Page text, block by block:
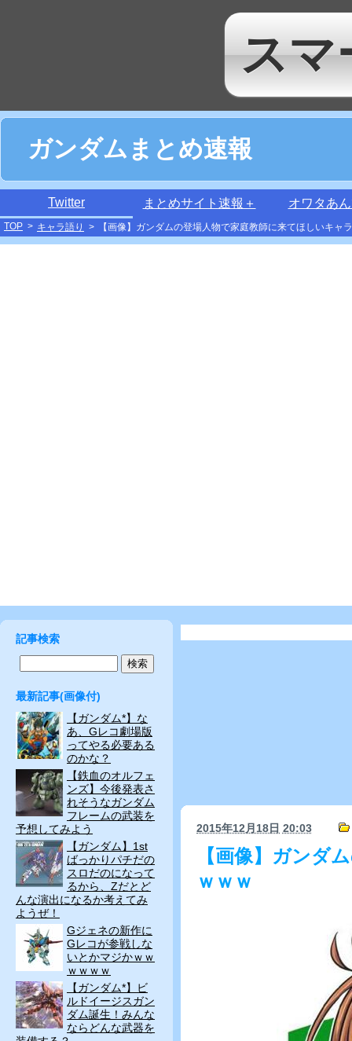
スマ
ガンダムまとめ速報
Twitter まとめサイト速報＋ オワタあ
TOP > キャラ語り > 【画像】ガンダムの登場人物で家庭教師に来てほしいキャ
2015年12月18日 20:03
【画像】ガンダ
ｗｗｗ
記事検索
最新記事(画像付)
【ガンダム*】な
あ、Gレコ劇場版
ってやる必要ある
のかな？
【鉄血のオルフェ
ンズ】今後発表さ
れそうなガンダム
フレームの武装を
予想してみよう
【ガンダム】1st
ばっかりパチだの
スロだのになって
るから、Zだとど
んな演出になるか考えてみ
ようぜ！
Gジェネの新作に
Gレコが参戦しな
いとかマジかｗｗ
ｗｗｗｗ
【ガンダム*】ビ
ルドイージスガン
ダム誕生！みんな
ならどんな武器を